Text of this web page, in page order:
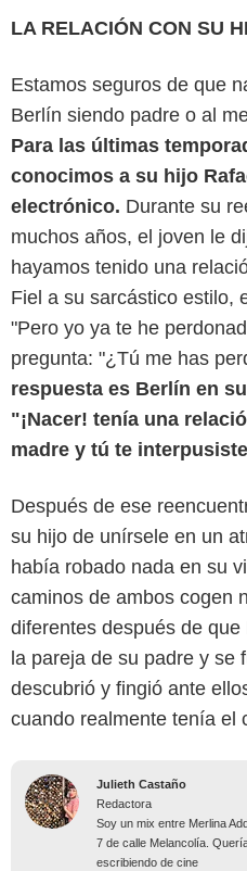
LA RELACIÓN CON SU
Estamos seguros de que
Berlín siendo padre o al
Para las últimas
conocimos a su hijo
electrónico. Durante su
muchos años, el joven le
hayamos tenido una
Fiel a su sarcástico estilo,
"Pero yo ya te he
pregunta: "¿Tú me has
respuesta es Berlín en
"¡Nacer! tenía una
madre y tú te
Después de ese
su hijo de unírsele en un
había robado nada en su
caminos de ambos cogen
diferentes después de
la pareja de su padre y se
descubrió y fingió ante
cuando realmente tenía el
Julieth Castaño
Redactora
Soy un mix entre Merlina
7 de calle Melancolía.
escribiendo de cine